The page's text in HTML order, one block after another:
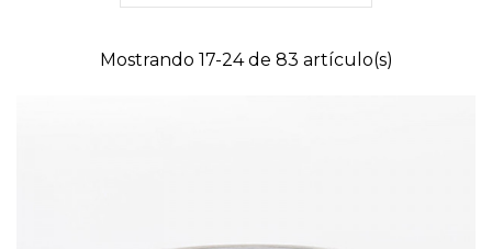
Mostrando 17-24 de 83 artículo(s)